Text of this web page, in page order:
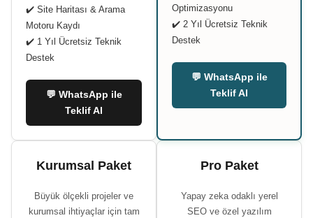
✔️ Site Haritası & Arama
Motoru Kaydı
✔️ 1 Yıl Ücretsiz Teknik
Destek
💬 WhatsApp ile
Teklif Al
Optimizasyonu
✔️ 2 Yıl Ücretsiz Teknik
Destek
💬 WhatsApp ile
Teklif Al
Kurumsal Paket
Büyük ölçekli projeler ve
kurumsal ihtiyaçlar için tam
Pro Paket
Yapay zeka odaklı yerel
SEO ve özel yazılım